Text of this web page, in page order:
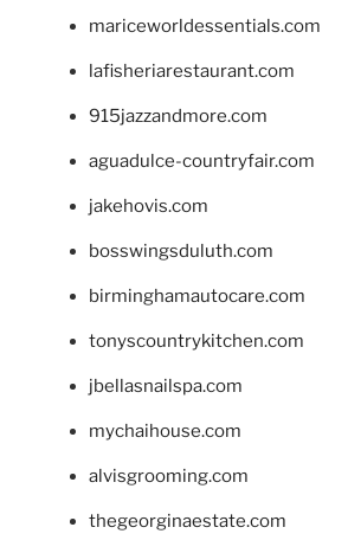
mariceworldessentials.com
lafisheriarestaurant.com
915jazzandmore.com
aguadulce-countryfair.com
jakehovis.com
bosswingsduluth.com
birminghamautocare.com
tonyscountrykitchen.com
jbellasnailspa.com
mychaihouse.com
alvisgrooming.com
thegeorginaestate.com